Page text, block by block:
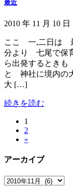
最近
2010 年 11 月 10 日
ここ 一,二日は
分より 七尾で保
ら出発するとき
と 神社に境内の
大 […]
続きを読む
の
ペ
ー
固
定
ペ
ジ
1
固
定
ー
2
»
アーカイブ
ア